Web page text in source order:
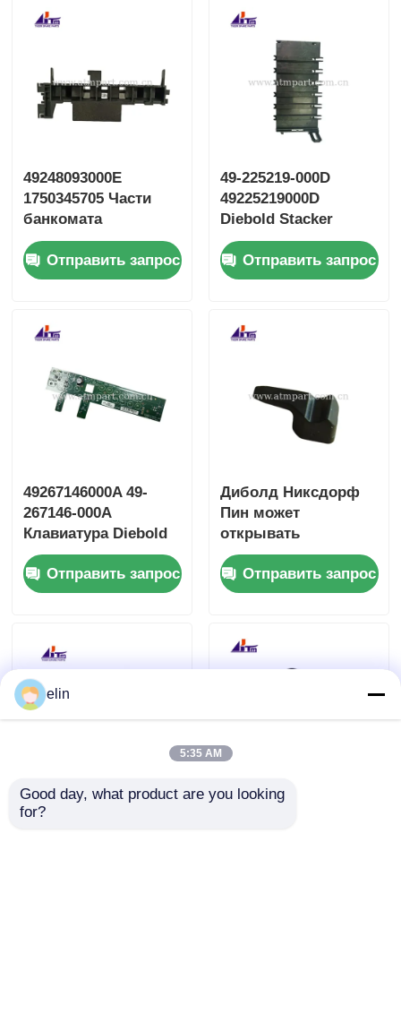
49248093000E
1750345705 Части
банкомата
нажимной пластины
презентатора
Diebold
Отправить запрос
49-225219-000D
49225219000D
Diebold Stacker
Divert Door ATM
Части и
принадлежности
Отправить запрос
49267146000A 49-
267146-000A
Клавиатура Diebold
PCBA Smartprox 2.0
Отправить запрос
Диболд Никсдорф
Пин может
открывать
49202706000B
49202706000D
49202706000E
Отправить запрос
Diebold Opteva Pin
49225260000B 49-
elin
5:35 AM
Good day, what product are you looking
for?